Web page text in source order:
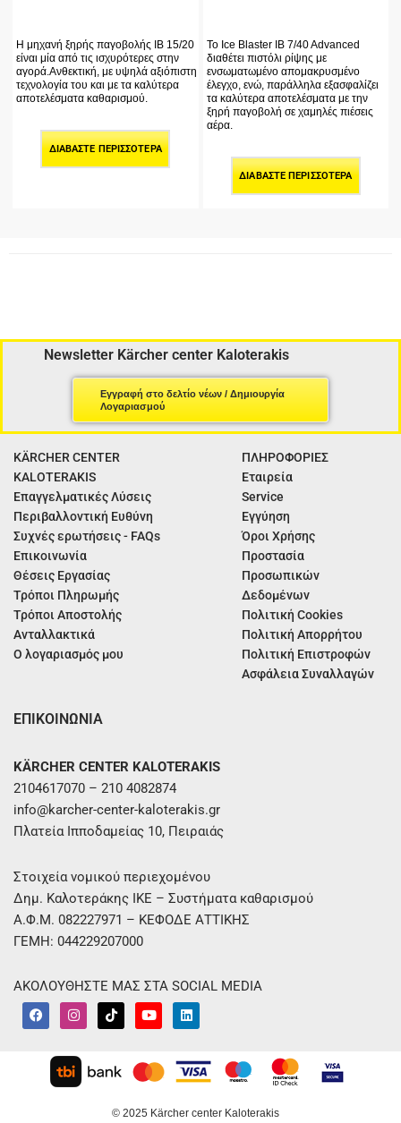
Η μηχανή ξηρής παγοβολής IB 15/20
είναι μία από τις ισχυρότερες στην
αγορά.Ανθεκτική, με υψηλά αξιόπιστη
τεχνολογία του και με τα καλύτερα
αποτελέσματα καθαρισμού.
ΔΙΑΒΆΣΤΕ ΠΕΡΙΣΣΌΤΕΡΑ
Το Ice Blaster IB 7/40 Advanced
διαθέτει πιστόλι ρίψης με
ενσωματωμένο απομακρυσμένο
έλεγχο, ενώ, παράλληλα εξασφαλίζει
τα καλύτερα αποτελέσματα με την
ξηρή παγοβολή σε χαμηλές πιέσεις
αέρα.
ΔΙΑΒΆΣΤΕ ΠΕΡΙΣΣΌΤΕΡΑ
Newsletter Kärcher center Kaloterakis
Εγγραφή στο δελτίο νέων / Δημιουργία
Λογαριασμού
KÄRCHER CENTER
KALOTERAKIS
Επαγγελματικές Λύσεις
Περιβαλλοντική Ευθύνη
Συχνές ερωτήσεις - FAQs
Επικοινωνία
Θέσεις Εργασίας
Τρόποι Πληρωμής
Τρόποι Αποστολής
Ανταλλακτικά
Ο λογαριασμός μου
ΠΛΗΡΟΦΟΡΙΕΣ
Εταιρεία
Service
Εγγύηση
Όροι Χρήσης
Προστασία
Προσωπικών
Δεδομένων
Πολιτική Cookies
Πολιτική Απορρήτου
Πολιτική Επιστροφών
Ασφάλεια Συναλλαγών
ΕΠΙΚΟΙΝΩΝΙΑ
KÄRCHER CENTER KALOTERAKIS
2104617070 – 210 4082874
info@karcher-center-kaloterakis.gr
Πλατεία Ιπποδαμείας 10, Πειραιάς
Στοιχεία νομικού περιεχομένου
Δημ. Καλοτεράκης ΙΚΕ – Συστήματα καθαρισμού
Α.Φ.Μ. 082227971 – ΚΕΦΟΔΕ ΑΤΤΙΚΗΣ
ΓΕΜΗ: 044229207000
ΑΚΟΛΟΥΘΗΣΤΕ ΜΑΣ ΣΤΑ SOCIAL MEDIA
F
a
c
I
n
s
a
g
r
T
i
k
k
Y
o
u
u
b
L
i
n
e
d
i
© 2025 Kärcher center Kaloterakis